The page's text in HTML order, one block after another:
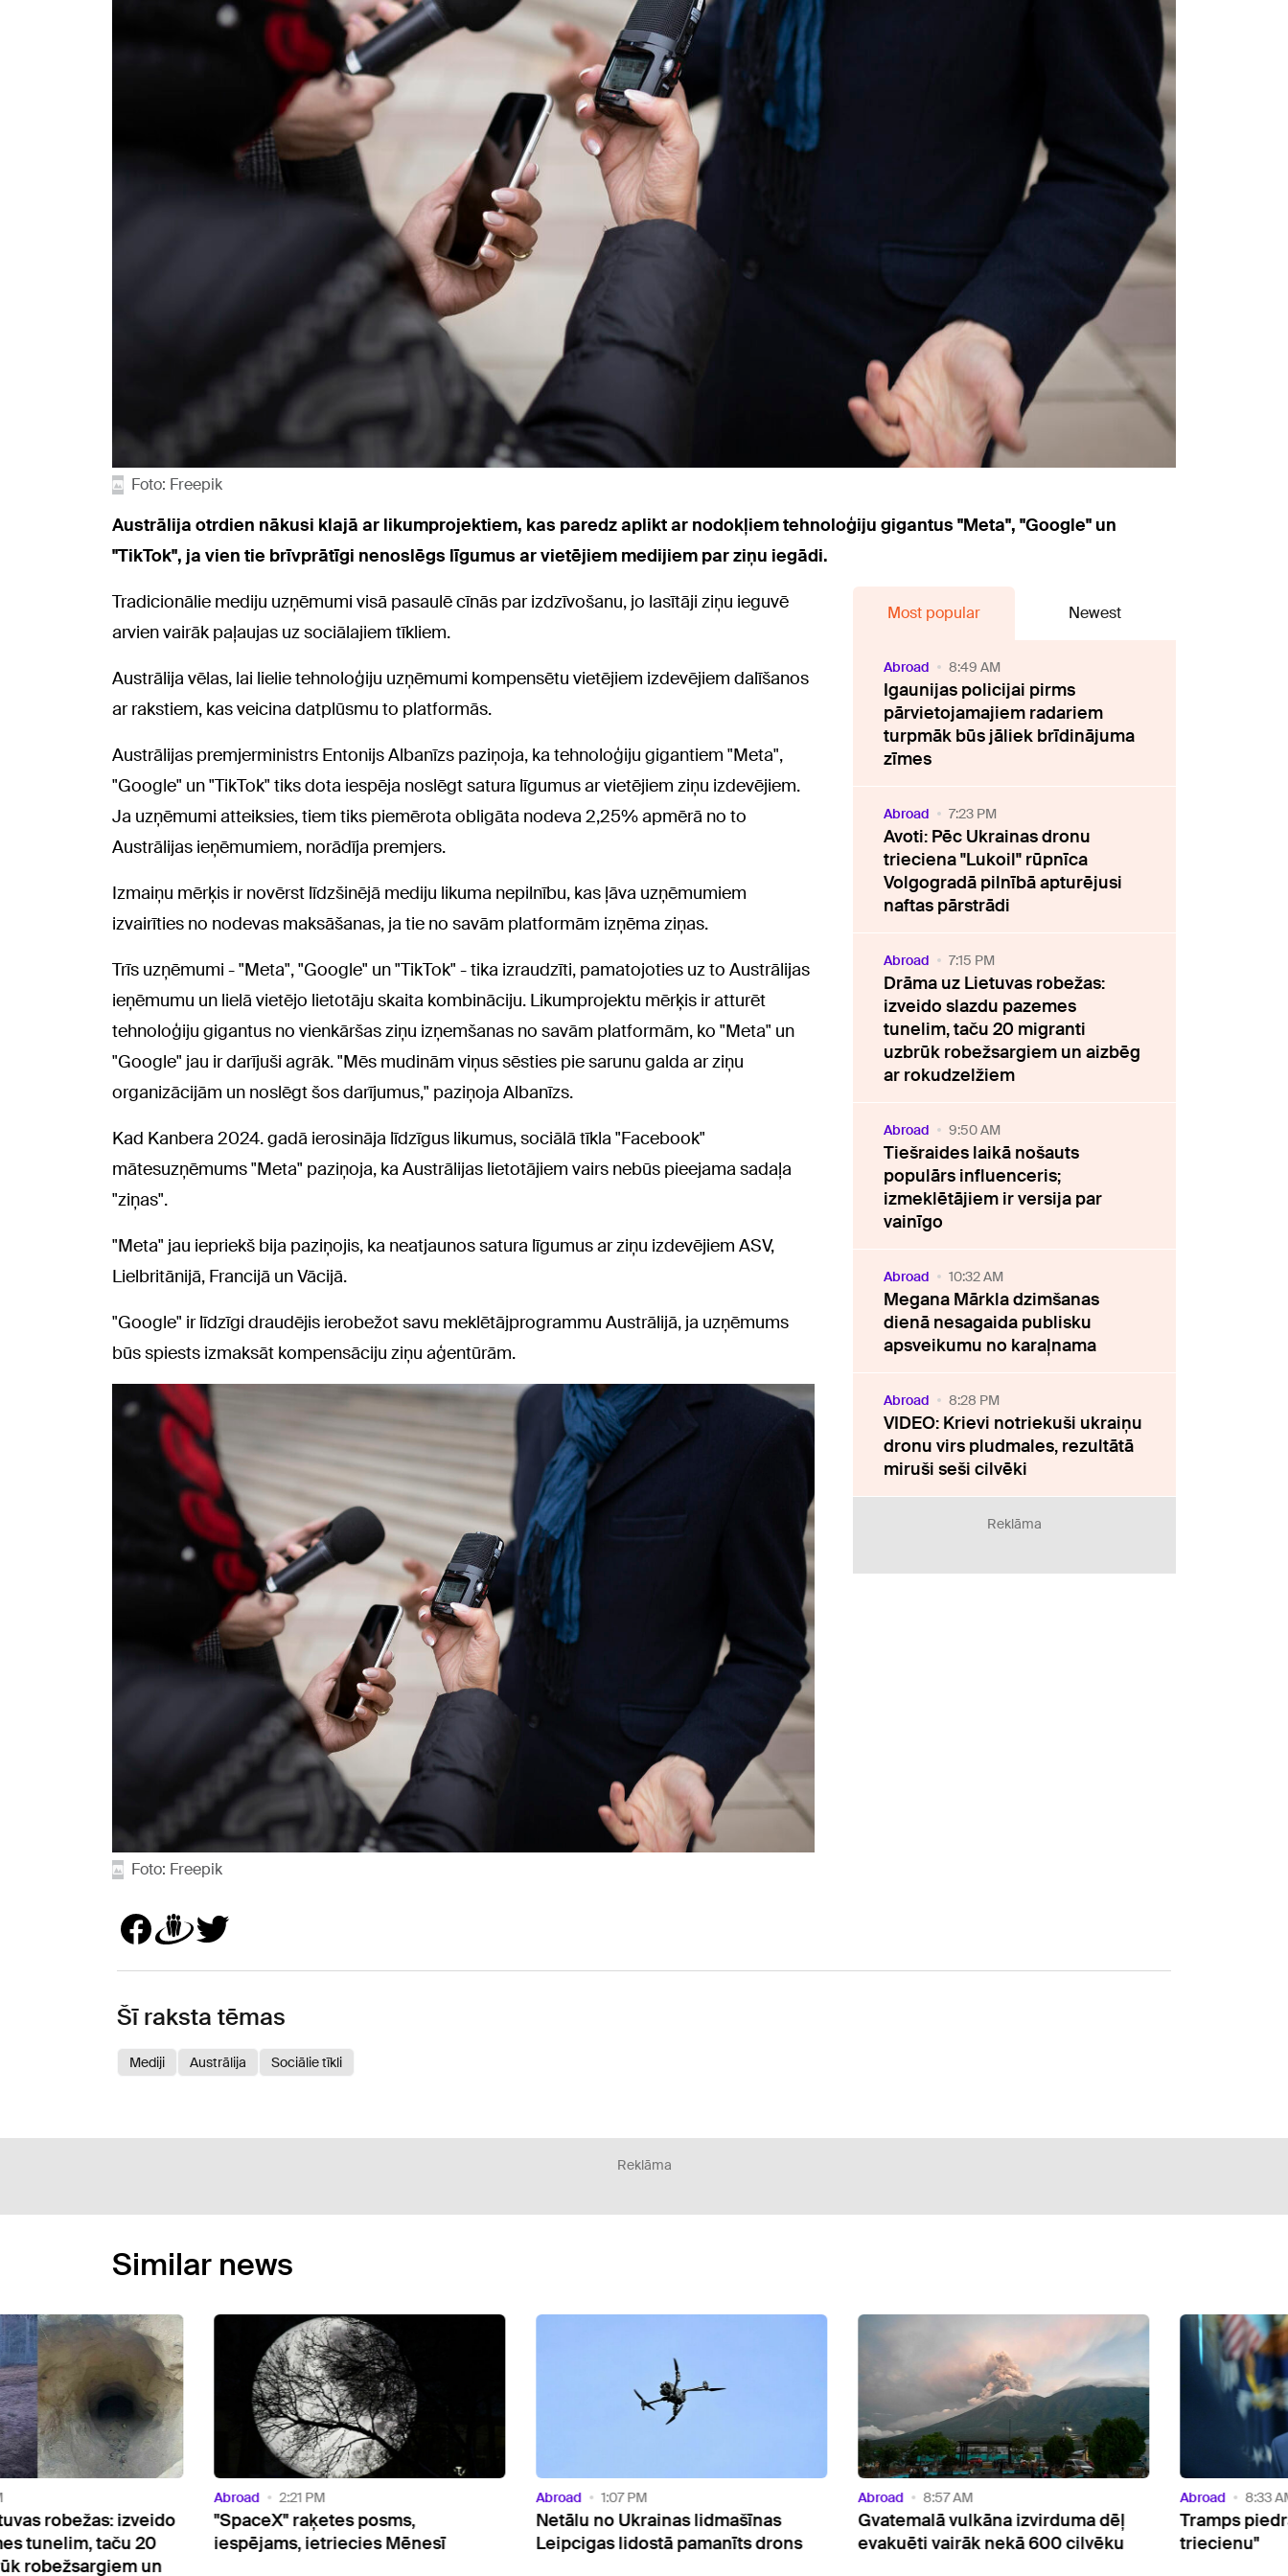
Foto: Freepik
Austrālija otrdien nākusi klajā ar likumprojektiem, kas paredz aplikt ar nodokļiem tehnoloģiju gigantus "Meta", "Google" un
"TikTok", ja vien tie brīvprātīgi nenoslēgs līgumus ar vietējiem medijiem par ziņu iegādi.
Tradicionālie mediju uzņēmumi visā pasaulē cīnās par izdzīvošanu, jo lasītāji ziņu ieguvē
arvien vairāk paļaujas uz sociālajiem tīkliem.
Austrālija vēlas, lai lielie tehnoloģiju uzņēmumi kompensētu vietējiem izdevējiem dalīšanos
ar rakstiem, kas veicina datplūsmu to platformās.
Austrālijas premjerministrs Entonijs Albanīzs paziņoja, ka tehnoloģiju gigantiem "Meta",
"Google" un "TikTok" tiks dota iespēja noslēgt satura līgumus ar vietējiem ziņu izdevējiem.
Ja uzņēmumi atteiksies, tiem tiks piemērota obligāta nodeva 2,25% apmērā no to
Austrālijas ieņēmumiem, norādīja premjers.
Izmaiņu mērķis ir novērst līdzšinējā mediju likuma nepilnību, kas ļāva uzņēmumiem
izvairīties no nodevas maksāšanas, ja tie no savām platformām izņēma ziņas.
Trīs uzņēmumi - "Meta", "Google" un "TikTok" - tika izraudzīti, pamatojoties uz to Austrālijas
ieņēmumu un lielā vietējo lietotāju skaita kombināciju. Likumprojektu mērķis ir atturēt
tehnoloģiju gigantus no vienkāršas ziņu izņemšanas no savām platformām, ko "Meta" un
"Google" jau ir darījuši agrāk. "Mēs mudinām viņus sēsties pie sarunu galda ar ziņu
organizācijām un noslēgt šos darījumus," paziņoja Albanīzs.
Kad Kanbera 2024. gadā ierosināja līdzīgus likumus, sociālā tīkla "Facebook"
mātesuzņēmums "Meta" paziņoja, ka Austrālijas lietotājiem vairs nebūs pieejama sadaļa
"ziņas".
"Meta" jau iepriekš bija paziņojis, ka neatjaunos satura līgumus ar ziņu izdevējiem ASV,
Lielbritānijā, Francijā un Vācijā.
"Google" ir līdzīgi draudējis ierobežot savu meklētājprogrammu Austrālijā, ja uzņēmums
būs spiests izmaksāt kompensāciju ziņu aģentūrām.
Foto: Freepik
Most popular Newest
Abroad 8:49 AM
Igaunijas policijai pirms
pārvietojamajiem radariem
turpmāk būs jāliek brīdinājuma
zīmes
Abroad 7:23 PM
Avoti: Pēc Ukrainas dronu
trieciena "Lukoil" rūpnīca
Volgogradā pilnībā apturējusi
naftas pārstrādi
Abroad 7:15 PM
Drāma uz Lietuvas robežas:
izveido slazdu pazemes
tunelim, taču 20 migranti
uzbrūk robežsargiem un aizbēg
ar rokudzelžiem
Abroad 9:50 AM
Tiešraides laikā nošauts
populārs influenceris;
izmeklētājiem ir versija par
vainīgo
Abroad 10:32 AM
Megana Mārkla dzimšanas
dienā nesagaida publisku
apsveikumu no karaļnama
Abroad 8:28 PM
VIDEO: Krievi notriekuši ukraiņu
dronu virs pludmales, rezultātā
miruši seši cilvēki
Reklāma
Šī raksta tēmas
Mediji Austrālija Sociālie tīkli
Reklāma
Similar news
robežas: izveido
taču 20
un
Abroad 2:21 PM
"SpaceX" raķetes posms,
iespējams, ietriecies Mēnesī
Abroad 1:07 PM
Netālu no Ukrainas lidmašīnas
Leipcigas lidostā pamanīts drons
Abroad 8:57 AM
Gvatemalā vulkāna izvirduma dēļ
evakuēti vairāk nekā 600 cilvēku
Abroad 8:33 AM
Tramps
triecienu"